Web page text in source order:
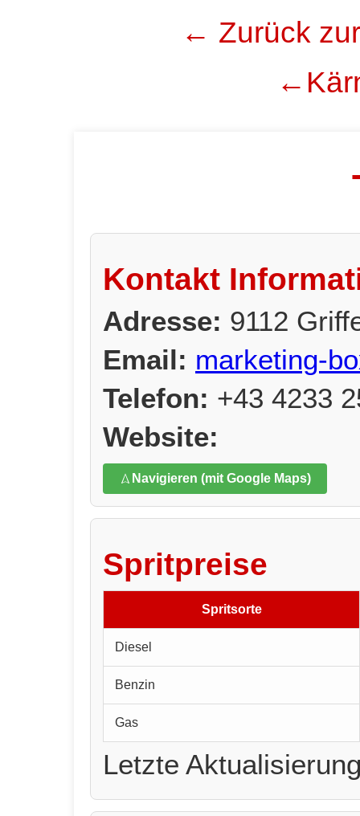
← Zurück
Kontakt
Adresse: 9112
Email: marketing-
Telefon: +43 4233
Website:
Navigieren (mit Google Maps)
Spritpreise
Spritsorte
Diesel
Benzin
Gas
Letzte